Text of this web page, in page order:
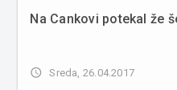
Na Cankovi potekal že
access_time Sreda, 26.04.2017